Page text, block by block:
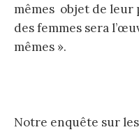
mêmes objet de leur
des femmes sera
mêmes ».
Notre enquête sur